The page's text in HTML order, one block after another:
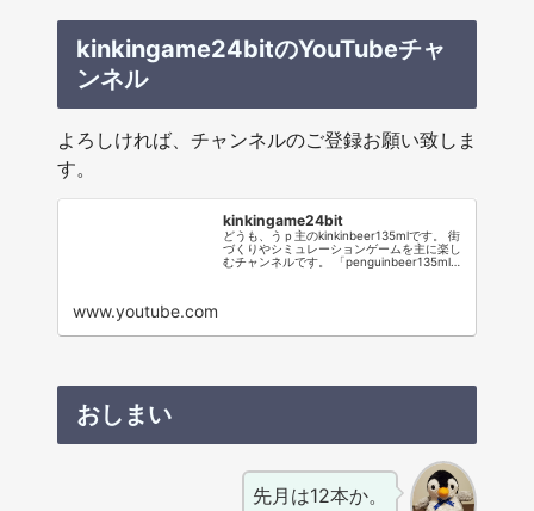
kinkingame24bitのYouTubeチャ
ンネル
よろしければ、チャンネルのご登録お願い致しま
す。
kinkingame24bit
どうも、うｐ主のkinkinbeer135mlです。 街
づくりやシミュレーションゲームを主に楽し
むチャンネルです。 「penguinbeer135ml」
www.youtube.com
おしまい
先月は12本か。